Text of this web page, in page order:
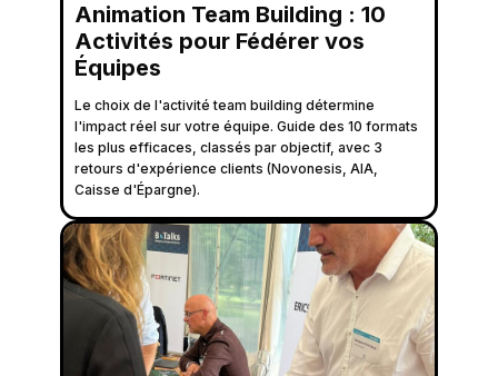
Animation Team Building : 10
Activités pour Fédérer vos
Équipes
Le choix de l'activité team building détermine
l'impact réel sur votre équipe. Guide des 10 formats
les plus efficaces, classés par objectif, avec 3
retours d'expérience clients (Novonesis, AIA,
Caisse d'Épargne).